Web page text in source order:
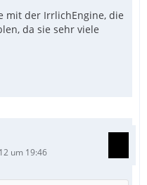
mit der IrrlichEngine, die
da sie sehr viele
um 19:46